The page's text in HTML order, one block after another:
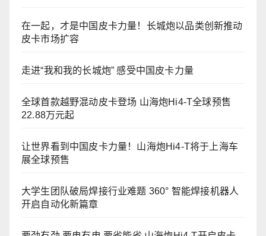
在一起，才是中国皮卡力量！长城炮以品类创新推动
皮卡市场扩容
走进“我和我的长城炮” 感受中国皮卡力量
全球首款越野混动皮卡登场 山海炮Hi4-T全球预售
22.88万元起
让世界看到中国皮卡力量！山海炮Hi4-T将于上海车
展全球预售
大学生团队破局焊接行业难题 360° 智能焊接机器人
开启自动化新篇章